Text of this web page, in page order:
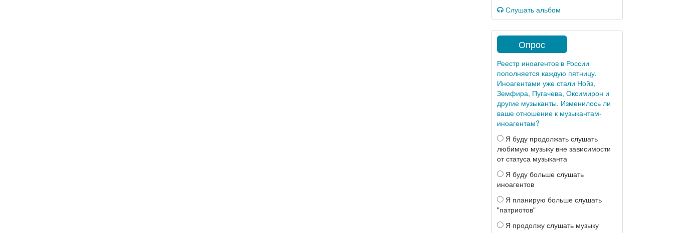
Слушать альбом
Опрос
Реестр иноагентов в России
пополняется каждую пятницу.
Иноагентами уже стали Нойз,
Земфира, Пугачева, Оксимирон и
другие музыканты. Изменилось ли
ваше отношение к музыкантам-
иноагентам?
Я буду продолжать слушать
любимую музыку вне зависимости
от статуса музыканта
Я буду больше слушать
иноагентов
Я планирую больше слушать
"патриотов"
Я продолжу слушать музыку